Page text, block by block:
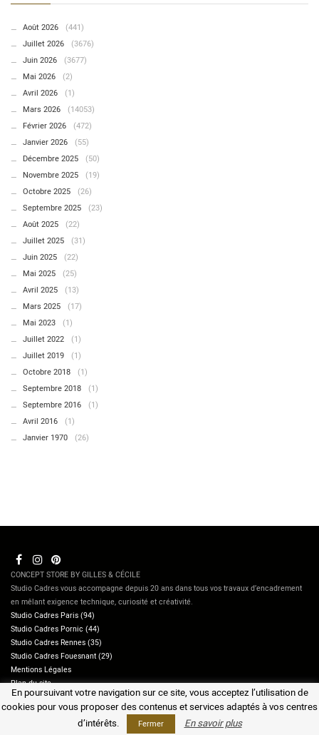
Août 2026
(441)
Juillet 2026
(3676)
Juin 2026
(3677)
Mai 2026
(2)
Avril 2026
(1)
Mars 2026
(14053)
Février 2026
(472)
Janvier 2026
(55)
Décembre 2025
(50)
Novembre 2025
(19)
Octobre 2025
(26)
Septembre 2025
(23)
Août 2025
(22)
Juillet 2025
(31)
Juin 2025
(22)
Mai 2025
(25)
Avril 2025
(13)
Mars 2025
(17)
Mai 2023
(1)
Juillet 2022
(1)
Juillet 2019
(1)
Octobre 2018
(1)
Septembre 2018
(1)
Septembre 2016
(1)
Avril 2016
(1)
Janvier 1970
(26)
CONCEPT STORE BY GILLES & CÉCILE
Studio Cadres vous accompagne depuis 20 ans dans tous vos travaux d’encadrement
en mêlant exigence technique, curiosité et créativité.
Studio Cadres Paris (94)
Studio Cadres Pornic (44)
Studio Cadres Rennes (35)
Studio Cadres Fouesnant (29)
Mentions Légales
Plan du site
Contactez-nous
En poursuivant votre navigation sur ce site, vous acceptez l’utilisation de
cookies pour vous proposer des contenus et services adaptés à vos centres
d’intérêts.
Fermer En savoir plus